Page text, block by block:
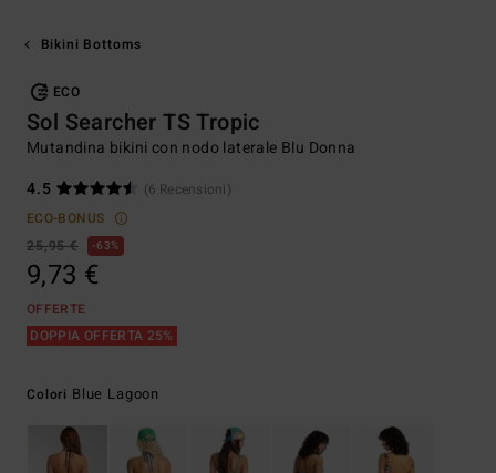
Bikini Bottoms
ECO
Sol Searcher TS Tropic
Mutandina bikini con nodo laterale Blu Donna
4.5
(6 Recensioni)
ECO-BONUS
25,95 €
63%
9,73 €
OFFERTE
DOPPIA OFFERTA 25%
Colori Blue Lagoon